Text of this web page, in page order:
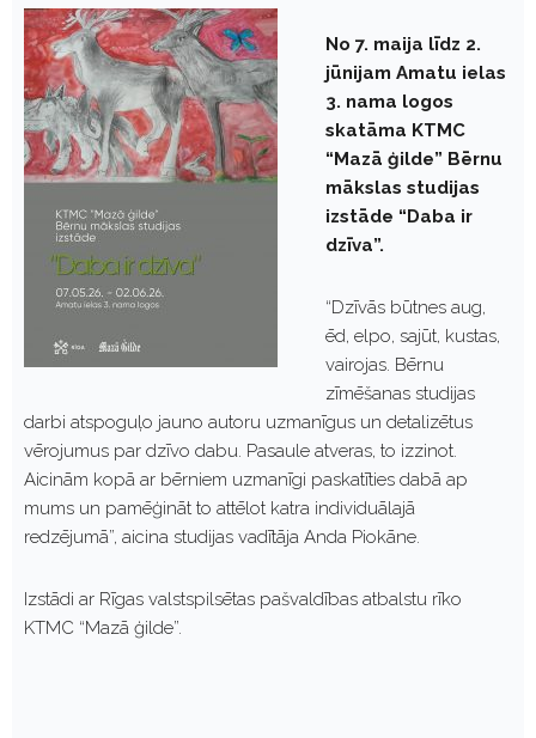
No 7. maija līdz 2.
jūnijam Amatu ielas
3. nama logos
skatāma KTMC
“Mazā ģilde” Bērnu
mākslas studijas
izstāde “Daba ir
dzīva”.
“Dzīvās būtnes aug,
ēd, elpo, sajūt, kustas,
vairojas. Bērnu
zīmēšanas studijas
darbi atspoguļo jauno autoru uzmanīgus un detalizētus
vērojumus par dzīvo dabu. Pasaule atveras, to izzinot.
Aicinām kopā ar bērniem uzmanīgi paskatīties dabā ap
mums un pamēģināt to attēlot katra individuālajā
redzējumā”, aicina studijas vadītāja Anda Piokāne.
Izstādi ar Rīgas valstspilsētas pašvaldības atbalstu rīko
KTMC “Mazā ģilde”.